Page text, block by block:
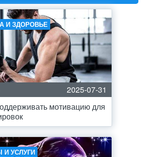
И ЗДОРОВЬЕ
2025-07-31
мотивацию для
И УСЛУГИ